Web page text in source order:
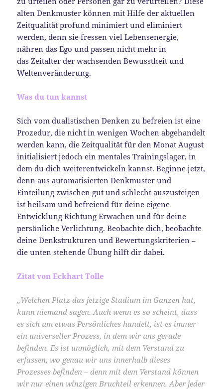
alten Denkmuster können mit Hilfe der aktuellen
Zeitqualität profund minimiert und eliminiert
werden, denn sie fressen viel Lebensenergie,
nähren das Ego und passen nicht mehr in
das Zeitalter der wachsenden Bewusstheit und
Weltenveränderung.
Was du tun kannst
Sich vom dualistischen Denken zu befreien ist eine
Prozedur, die nicht in wenigen Wochen abgehandelt
werden kann, die Zeitqualität für den Monat August
initialisiert jedoch ein mentales Trainingslager, in
dem du dich weiterentwickeln kannst. Beginne jetzt,
denn aus automatisierten Denkmuster und
Einteilung zwischen gut und schlecht auszusteigen
ist heilsam und befreiend für deine eigene
Entwicklung Richtung Erwachen und für deine
persönliche Verlichtung. Beobachte dich, beobachte
deine Denkstrukturen und Bewertungskriterien –
die unten stehende Übung hilft dir dabei.
Zitat von Eckhart Tolle
„Welchen Platz das jetzige Stadium im Ganzen hat,
kann niemand sagen. Auch wenn es so scheint, dass
es sich um etwas Persönliches handelt, ist es immer
ein universeller Prozess, in dem wir uns gerade
befinden. Es ist unmöglich, mit dem Verstand zu
erfassen, wo genau wir uns innerhalb dieses
Prozesses befinden – denn mit dem Verstand können
wir nur einen winzigen Bruchteil erkennen. Aber jeder